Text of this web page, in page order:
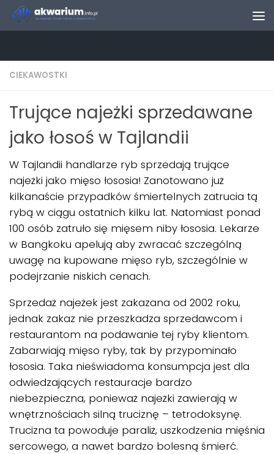
Skip to content
CIEKAWOSTKI
Trujące najeżki sprzedawane
jako łosoś w Tajlandii
W Tajlandii handlarze ryb sprzedają trujące
najeżki jako mięso łososia! Zanotowano już
kilkanaście przypadków śmiertelnych zatrucia tą
rybą w ciągu ostatnich kilku lat. Natomiast ponad
100 osób zatruło się mięsem niby łososia. Lekarze
w Bangkoku apelują aby zwracać szczególną
uwagę na kupowane mięso ryb, szczególnie w
podejrzanie niskich cenach.
Sprzedaż najeżek jest zakazana od 2002 roku,
jednak zakaz nie przeszkadza sprzedawcom i
restaurantom na podawanie tej ryby klientom.
Zabarwiają mięso ryby, tak by przypominało
łososia. Taka nieświadoma konsumpcja jest dla
odwiedzających restauracje bardzo
niebezpieczna, ponieważ najeżki zawierają w
wnętrznościach silną truciznę – tetrodoksynę.
Trucizna ta powoduje paraliż, uszkodzenia mięśnia
sercowego, a nawet bardzo bolesną śmierć.